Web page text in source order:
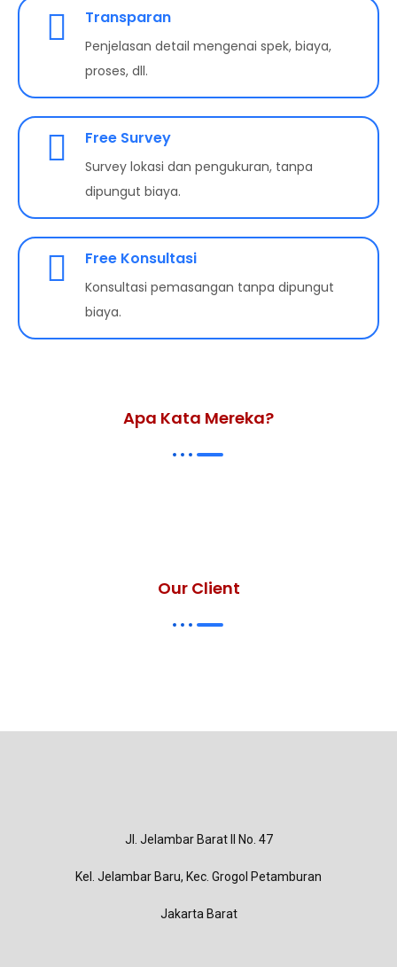
Transparan
Penjelasan detail mengenai spek, biaya,
proses, dll.
Free Survey
Survey lokasi dan pengukuran, tanpa
dipungut biaya.
Free Konsultasi
Konsultasi pemasangan tanpa dipungut
biaya.
Apa Kata Mereka?
Our Client
Jl. Jelambar Barat II No. 47
Kel. Jelambar Baru, Kec. Grogol Petamburan
Jakarta Barat